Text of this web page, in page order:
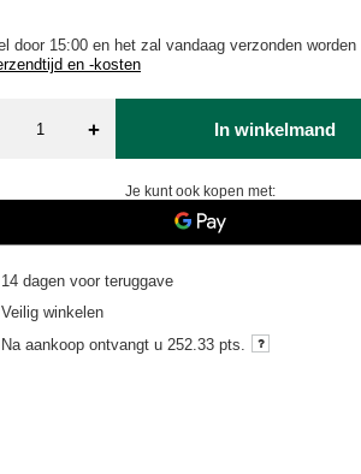
door 15:00 en het zal vandaag verzonden worden
en -kosten
+ In winkelmand
Je kunt ook kopen met:
14 dagen voor teruggave
Veilig winkelen
Na aankoop ontvangt u 252.33 pts.